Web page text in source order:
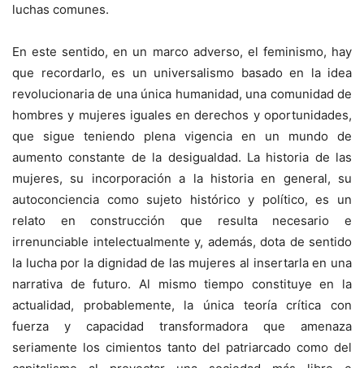
luchas comunes.
En este sentido, en un marco adverso, el feminismo, hay
que recordarlo, es un universalismo basado en la idea
revolucionaria de una única humanidad, una comunidad de
hombres y mujeres iguales en derechos y oportunidades,
que sigue teniendo plena vigencia en un mundo de
aumento constante de la desigualdad. La historia de las
mujeres, su incorporación a la historia en general, su
autoconciencia como sujeto histórico y político, es un
relato en construcción que resulta necesario e
irrenunciable intelectualmente y, además, dota de sentido
la lucha por la dignidad de las mujeres al insertarla en una
narrativa de futuro. Al mismo tiempo constituye en la
actualidad, probablemente, la única teoría crítica con
fuerza y capacidad transformadora que amenaza
seriamente los cimientos tanto del patriarcado como del